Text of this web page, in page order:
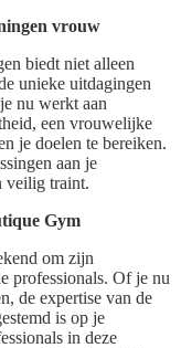
vrouw
biedt niet alleen
unieke uitdagingen
nu werkt aan
een vrouwelijke
je doelen te bereiken.
aan je
veilig traint.
Gym
om zijn
professionals. Of je nu
de expertise van de
is op je
in deze